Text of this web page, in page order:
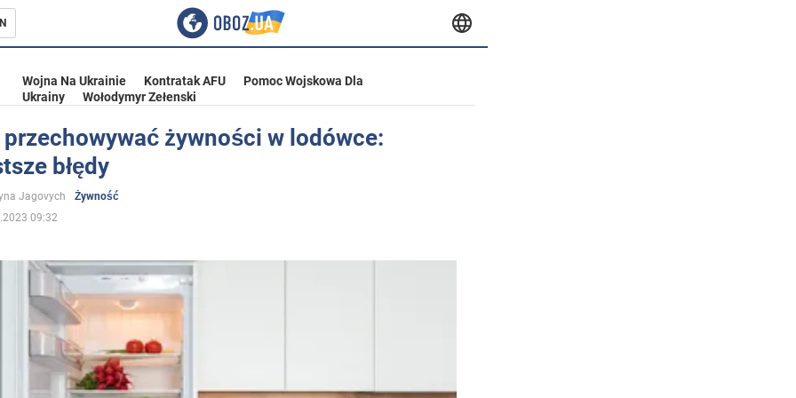
Ukrainie
Wojna Na Ukrainie Kontratak AFU
Pomoc Wojskowa Dla
Ukrainy
Wołodymyr Zełenski
żywności w lodówce:
błędy
Jagovych
Żywność
09:32